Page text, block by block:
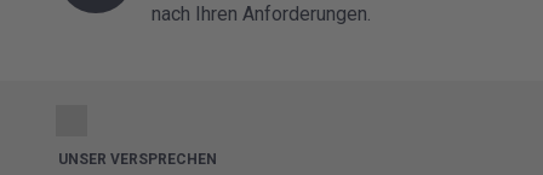
nach Ihren Anforderungen.
UNSER VERSPRECHEN